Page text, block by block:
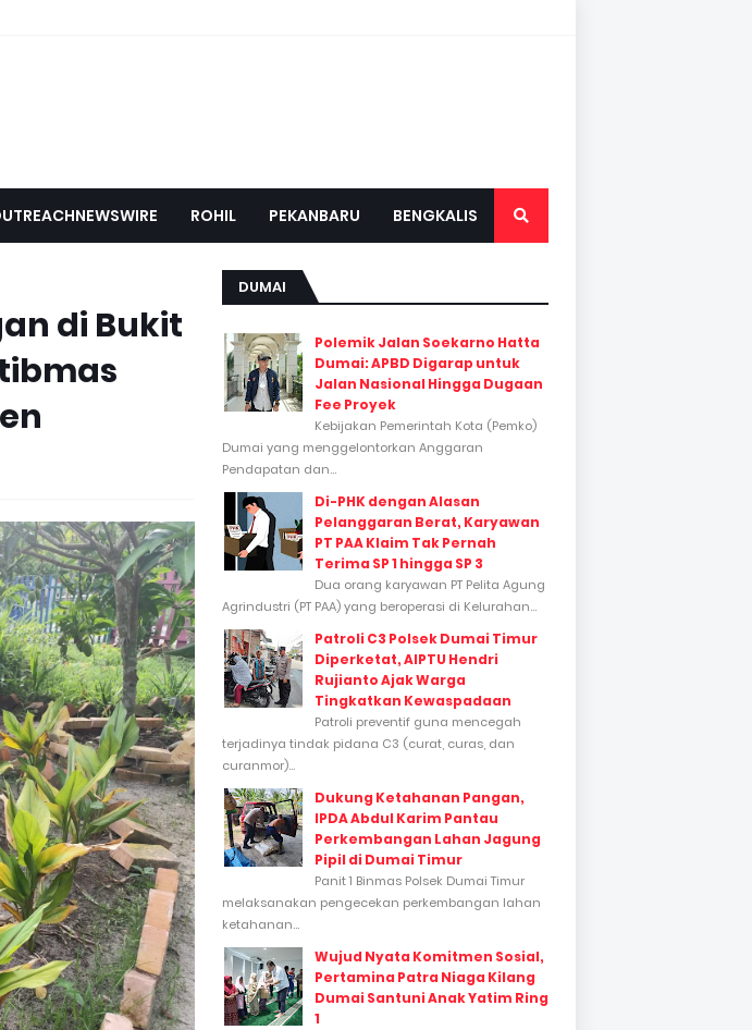
ROHIL PEKANBARU BENGKALIS
di Bukit
DUMAI
Polemik Jalan Soekarno Hatta
Dumai: APBD Digarap untuk
Jalan Nasional Hingga Dugaan
Fee Proyek
Kebijakan Pemerintah Kota (Pemko)
Dumai yang menggelontorkan Anggaran
Pendapatan dan...
Di-PHK dengan Alasan
Pelanggaran Berat, Karyawan
PT PAA Klaim Tak Pernah
Terima SP 1 hingga SP 3
Dua orang karyawan PT Pelita Agung
Agrindustri (PT PAA) yang beroperasi di Kelurahan...
Patroli C3 Polsek Dumai Timur
Diperketat, AIPTU Hendri
Rujianto Ajak Warga
Tingkatkan Kewaspadaan
Patroli preventif guna mencegah
terjadinya tindak pidana C3 (curat, curas, dan
curanmor)...
Dukung Ketahanan Pangan,
IPDA Abdul Karim Pantau
Perkembangan Lahan Jagung
Pipil di Dumai Timur
Panit 1 Binmas Polsek Dumai Timur
melaksanakan pengecekan perkembangan lahan
ketahanan...
Wujud Nyata Komitmen Sosial,
Pertamina Patra Niaga Kilang
Dumai Santuni Anak Yatim Ring
1